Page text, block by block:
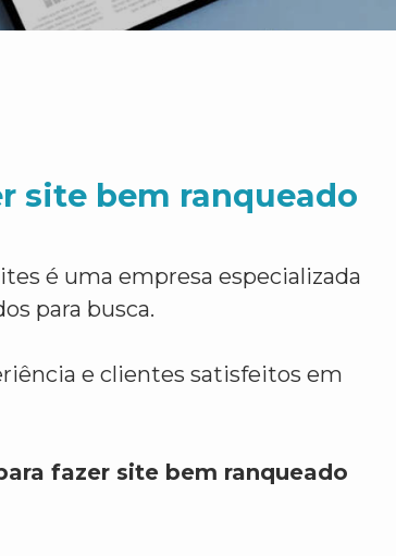
site bem ranqueado
é uma empresa especializada
para busca.
e clientes satisfeitos em
fazer site bem ranqueado